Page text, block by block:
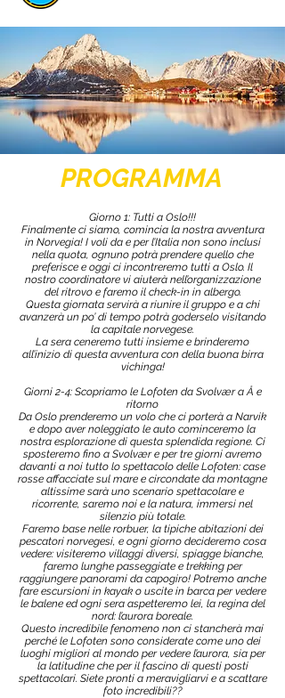
PROGRAMMA
Giorno 1: Tutti a Oslo!!!
Finalmente ci siamo, comincia la nostra avventura
in Norvegia! I voli da e per l’Italia non sono inclusi
nella quota, ognuno potrà prendere quello che
preferisce e oggi ci incontreremo tutti a Oslo. Il
nostro coordinatore vi aiuterà nell’organizzazione
del ritrovo e faremo il check-in in albergo.
Questa giornata servirà a riunire il gruppo e a chi
avanzerà un po’ di tempo potrà goderselo visitando
la capitale norvegese.
La sera ceneremo tutti insieme e brinderemo
all’inizio di questa avventura con della buona birra
vichinga!
Giorni 2-4: Scopriamo le Lofoten da Svolvær a Å e
ritorno
Da Oslo prenderemo un volo che ci porterà a Narvik
e dopo aver noleggiato le auto cominceremo la
nostra esplorazione di questa splendida regione. Ci
sposteremo fino a Svolvær e per tre giorni avremo
davanti a noi tutto lo spettacolo delle Lofoten: case
rosse affacciate sul mare e circondate da montagne
altissime sarà uno scenario spettacolare e
ricorrente, saremo noi e la natura, immersi nel
silenzio più totale.
Faremo base nelle rorbuer, la tipiche abitazioni dei
pescatori norvegesi, e ogni giorno decideremo cosa
vedere: visiteremo villaggi diversi, spiagge bianche,
faremo lunghe passeggiate e trekking per
raggiungere panorami da capogiro! Potremo anche
fare escursioni in kayak o uscite in barca per vedere
le balene ed ogni sera aspetteremo lei, la regina del
nord: l’aurora boreale.
Questo incredibile fenomeno non ci stancherà mai
perché le Lofoten sono considerate come uno dei
luoghi migliori al mondo per vedere l’aurora, sia per
la latitudine che per il fascino di questi posti
spettacolari. Siete pronti a meravigliarvi e a scattare
foto incredibili??